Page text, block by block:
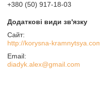
+380 (50) 917-18-03
http://korysna-kramnytsya.com
diadyk.alex@gmail.com